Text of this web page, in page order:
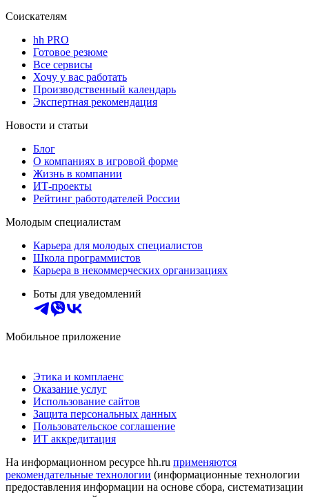
Соискателям
hh PRO
Готовое резюме
Все сервисы
Хочу у вас работать
Производственный календарь
Экспертная рекомендация
Новости и статьи
Блог
О компаниях в игровой форме
Жизнь в компании
ИТ-проекты
Рейтинг работодателей России
Молодым специалистам
Карьера для молодых специалистов
Школа программистов
Карьера в некоммерческих организациях
Боты для уведомлений
Мобильное приложение
Этика и комплаенс
Оказание услуг
Использование сайтов
Защита персональных данных
Пользовательское соглашение
ИТ аккредитация
На информационном ресурсе hh.ru применяются
рекомендательные технологии (информационные технологии
предоставления информации на основе сбора, систематизации